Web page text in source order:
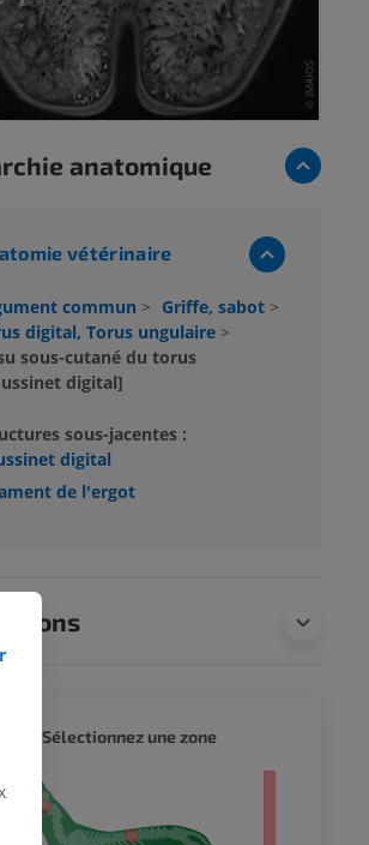
anatomique
vétérinaire
commun > Griffe, sabot >
digital, Torus ungulaire >
sous-cutané du torus
digital]
sous-jacentes :
digital
de l'ergot
Sélectionnez une zone